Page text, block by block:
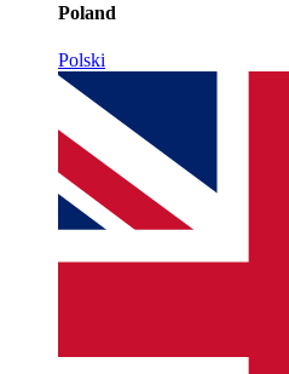
Poland
Polski